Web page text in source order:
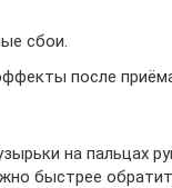
сбои.
после
на пальцах
быстрее